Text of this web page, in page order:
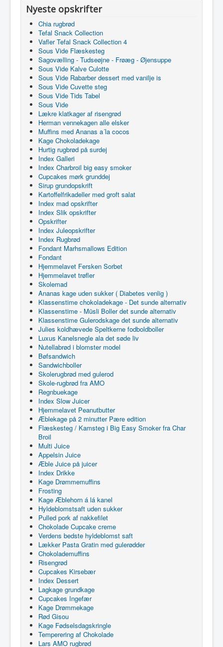
Nyeste opskrifter
Chia rugbrød
Tefal Snack Collection
Vafler Tefal Snack Collection 4
Sous Vide Flæskesteg
Sagovælling - Tudseøjne - Frøæg - Øjensuppe
Sous Vide Kalve Culotte
Sous Vide Rabarber dessert med vanilje is
Sous Vide Cuvette steg
Sous Vide Tids Tabel
Sous Vide
Lækre klatkager af risengrød
Herman vennekagen alle elsker
Muffins med Ananas a´la cocos
Kage Chokoladekage
Hurtig rugbrød på surdej
Index Galleri
Index Charbroil big easy smoker
Cupcakes mørk grunddej
Sirup grundopskrift
Kartoffelfrikadeller med groft salat
Index mad opskrifter
Index Slik opskrifter
Opskrifter
Index Juleopskrifter
Index Rugbrød
Fondant Marhsmallows Edition
Fondant
Hjemmelavet Fersken Sorbet
Hjemmelavet trøfler
Skolemad
Ananas kage uden sukker ( Diabetes venlig )
Klassenstime chokoladekage - Det sunde alternativ
Klassenstime - Müsli Boller det sunde alternativ
Klassenstime Gulerodskage det sunde alternativ
Julies koldhævede Speltkerne fodboldboller
Luxus Kanelsnegle ala det søde liv
Nutellabrød i blomster model
Bøfsandwich
Sandwichboller
Skolerugbrød med gulerod
Skole-rugbrød fra AMO
Regnbuekage
Index Slow Juicer
Hjemmelavet Peanutbutter
Æblekage på 2 minutter Pære edition
Flæskesteg / Kamsteg i Big Easy Smoker fra Char
Broil
Multi Juice
Appelsin Juice
Æble Juice på juicer
Index Drikke
Kage Drømmemuffins
Frosting
Kage Æblehorn á lá kanel
Hyldeblomstsaft uden sukker
Pulled pork af nakkefilet
Chokolade Cupcake creme
Verdens bedste hyldeblomst saft
Lækker Pasta Gratin med gulerødder
Chokolademuffins
Risengrød
Cupcakes Kirsebær
Index Dessert
Lagkage grundkage
Cupcakes Ingefær
Kage Drømmekage
Rød Gisou
Kage Fødselsdagskringle
Temperering af Chokolade
Lars AMO rugbrød